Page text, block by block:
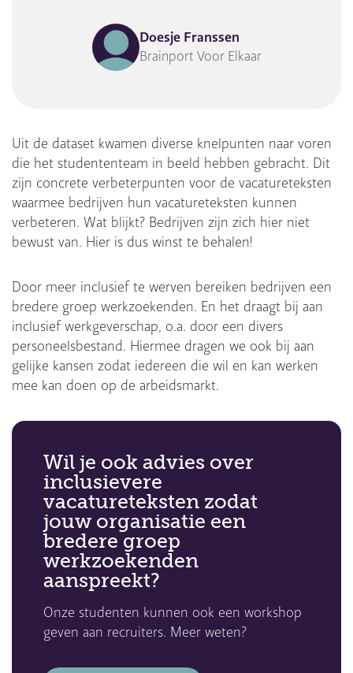
Doesje Franssen
Brainport Voor Elkaar
Uit de dataset kwamen diverse knelpunten naar voren
die het studententeam in beeld hebben gebracht. Dit
zijn concrete verbeterpunten voor de vacatureteksten
waarmee bedrijven hun vacatureteksten kunnen
verbeteren. Wat blijkt? Bedrijven zijn zich hier niet
bewust van. Hier is dus winst te behalen!
Door meer inclusief te werven bereiken bedrijven een
bredere groep werkzoekenden. En het draagt bij aan
inclusief werkgeverschap, o.a. door een divers
personeelsbestand. Hiermee dragen we ook bij aan
gelijke kansen zodat iedereen die wil en kan werken
mee kan doen op de arbeidsmarkt.
Wil je ook advies over
inclusievere
vacatureteksten zodat
jouw organisatie een
bredere groep
werkzoekenden
aanspreekt?
Onze studenten kunnen ook een workshop
geven aan recruiters. Meer weten?